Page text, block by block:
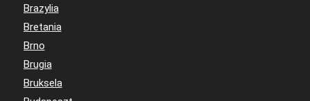
Brazylia
Bretania
Brno
Brugia
Bruksela